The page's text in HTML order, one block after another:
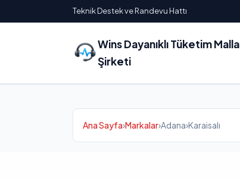
Teknik Destek ve Randevu Hattı
Wins Dayanıklı Tüketim
Şirketi
Ana Sayfa›Markalar›Adana›Karaisalı